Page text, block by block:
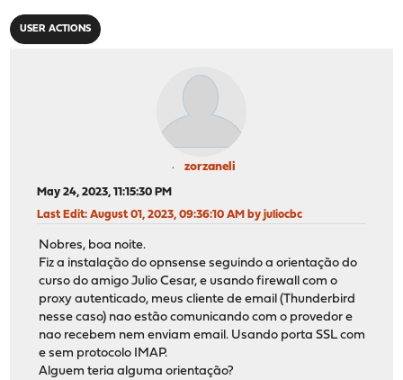
USER ACTIONS
zorzaneli
May 24, 2023, 11:15:30 PM
Last Edit: August 01, 2023, 09:36:10 AM by juliocbc
Nobres, boa noite.
Fiz a instalação do opnsense seguindo a orientação do
curso do amigo Julio Cesar, e usando firewall com o
proxy autenticado, meus cliente de email (Thunderbird
nesse caso) nao estão comunicando com o provedor e
nao recebem nem enviam email. Usando porta SSL com
e sem protocolo IMAP.
Alguem teria alguma orientação?